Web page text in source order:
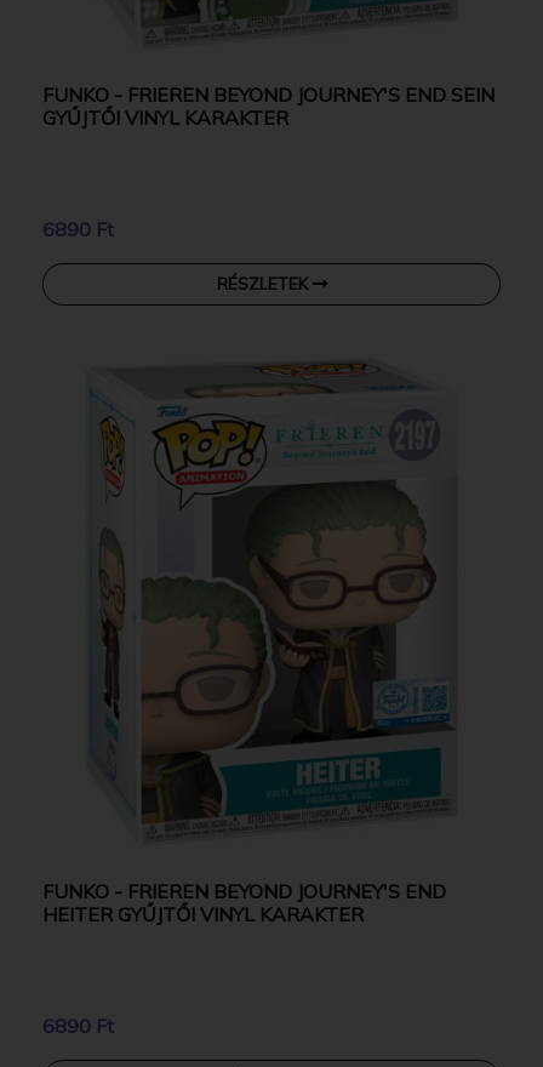
FUNKO - FRIEREN BEYOND JOURNEY'S END SEIN
GYŰJTŐI VINYL KARAKTER
6890 Ft
RÉSZLETEK
FUNKO - FRIEREN BEYOND JOURNEY'S END
HEITER GYŰJTŐI VINYL KARAKTER
6890 Ft